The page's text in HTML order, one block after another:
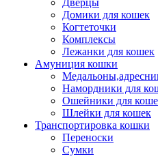
Дверцы
Домики для кошек
Когтеточки
Комплексы
Лежанки для кошек
Амуниция кошки
Намордники для
Ошейники для
Шлейки для кошек
Транспортировка кошки
Переноски
Сумки